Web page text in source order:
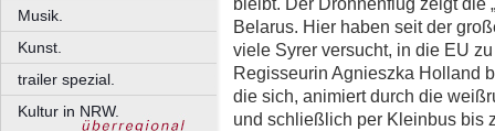
Musik.
Kunst.
trailer spezial.
Kultur in NRW.
Belarus. Hier haben seit der
viele Syrer versucht, in die EU
Regisseurin Agnieszka Holland
die sich, animiert durch die
und schließlich per Kleinbus bis